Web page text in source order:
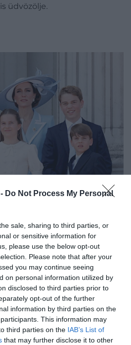
Do Not Process My Personal
sale, sharing to third parties, or
or sensitive information for
please use the below opt-out
Please note that after your
you may continue seeing
on personal information utilized by
disclosed to third parties prior to
opt-out of the further
information by third parties on the
This information may
third parties on the IAB’s List of
that may further disclose it to other
üdvözölje.
Images
eleinte édesanyja
azonban már önállóan
integetést. Többször beszélt
mintha rámutatna bizonyos
James értelmezése szerint ez
hogy Sarolta igyekezett
terhet magára
ami a brit trón